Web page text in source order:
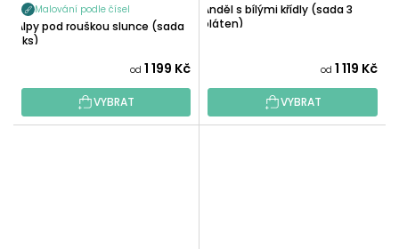
Malování podle čísel
Alpy pod rouškou slunce (sada
3ks)
od 1 199 Kč
VYBRAT
Anděl s bílými křídly (sada 3
pláten)
od 1 119 Kč
VYBRAT